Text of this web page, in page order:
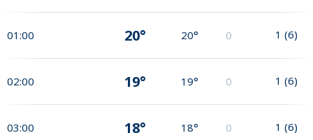
01:00 20° 20° 0 1 (6)
02:00 19° 19° 0 1 (6)
03:00 18° 18° 0 1 (6)